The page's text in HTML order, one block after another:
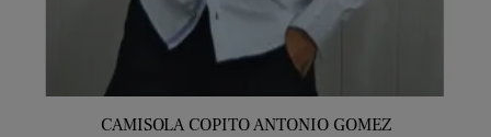
CAMISOLA COPITO ANTONIO GOMEZ